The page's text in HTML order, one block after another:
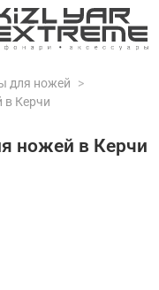
для ножей
в Керчи
ножей в Керчи